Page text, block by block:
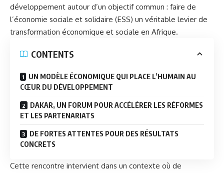
développement autour d’un objectif commun : faire de
l’économie sociale et solidaire (ESS) un véritable levier de
transformation économique et sociale en Afrique.
CONTENTS
UN MODÈLE ÉCONOMIQUE QUI PLACE L’HUMAIN AU
CŒUR DU DÉVELOPPEMENT
DAKAR, UN FORUM POUR ACCÉLÉRER LES RÉFORMES
ET LES PARTENARIATS
DE FORTES ATTENTES POUR DES RÉSULTATS
CONCRETS
Cette rencontre intervient dans un contexte où de